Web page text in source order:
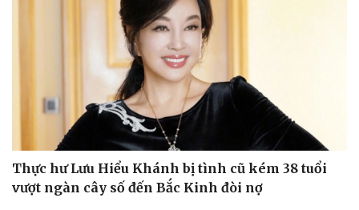
Thực hư Lưu Hiểu Khánh bị tình cũ kém 38 tuổi
vượt ngàn cây số đến Bắc Kinh đòi nợ